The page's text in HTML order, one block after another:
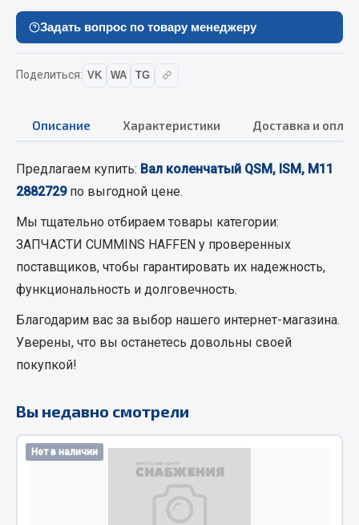
Брызговики
Вентиляторы кабины
Весь раздел
Смазочные материалы
Охладжающие жидкости
Технические жидкости
Весь раздел
МЕТИЗЫ
Пресс-масленки
Задать вопрос по товару менеджеру
Поделиться: VK WA TG
Описание Характеристики Доставка и
Предлагаем купить: Вал коленчатый QSM, ISM, M11
2882729по выгодной цене.
Мы тщательно отбираем товары категории:
ЗАПЧАСТИ CUMMINS HAFFEN у проверенных
поставщиков, чтобы гарантировать их надежность,
функциональность и долговечность.
Благодарим вас за выбор нашего интернет-магазина.
Уверены, что вы останетесь довольны своей
покупкой!
Вы недавно смотрели
Нет в наличии